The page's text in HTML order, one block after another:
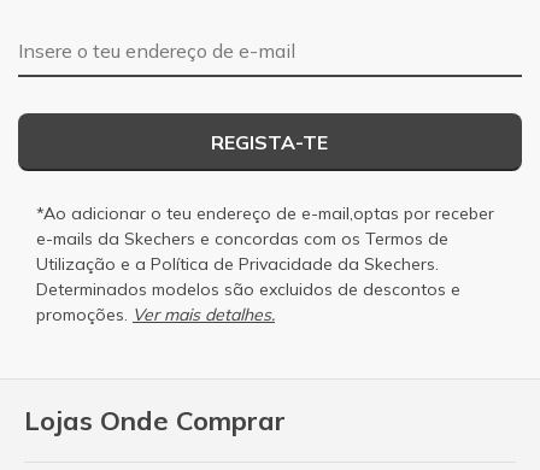
Lojas Onde Comprar
Endereço de e-mail
REGISTA-TE
*Ao adicionar o teu endereço de e-mail,optas por receber
e-mails da Skechers e concordas com os Termos de
Utilização e a Política de Privacidade da Skechers.
Determinados modelos são excluidos de descontos e
promoções. Ver mais detalhes.